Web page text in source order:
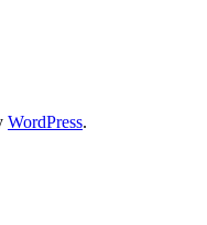
WordPress.